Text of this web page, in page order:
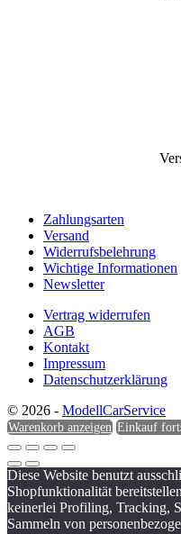
Zahlungsarten
Versand
Widerrufsbelehrung
Wichtige Informationen
Newsletter
Vertrag widerrufen
AGB
Kontakt
Impressum
Datenschutzerklärung
© 2026 - ModellCarService
Warenkorb anzeigen Einkauf
Diese Website benutzt
Shopfunktionalität
keinerlei Profiling, Tracking,
Sammeln von